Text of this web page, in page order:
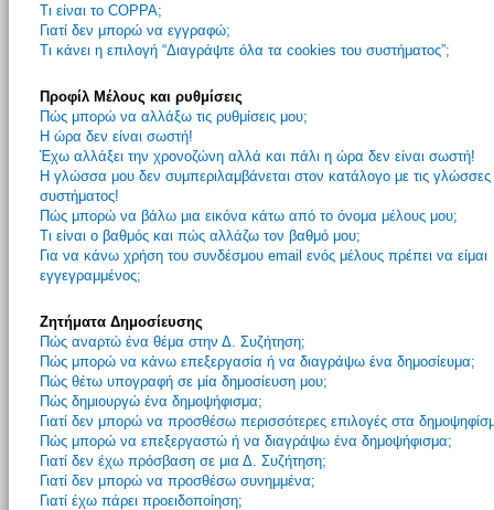
Τι είναι το COPPA;
Γιατί δεν μπορώ να εγγραφώ;
Τι κάνει η επιλογή “Διαγράψτε όλα τα cookies του συστήματος”;
Προφίλ Μέλους και ρυθμίσεις
Πώς μπορώ να αλλάξω τις ρυθμίσεις μου;
Η ώρα δεν είναι σωστή!
Έχω αλλάξει την χρονοζώνη αλλά και πάλι η ώρα δεν είναι σωστή!
Η γλώσσα μου δεν συμπεριλαμβάνεται στον κατάλογο με τις γλώσσες
συστήματος!
Πώς μπορώ να βάλω μια εικόνα κάτω από το όνομα μέλους μου;
Τι είναι ο βαθμός και πώς αλλάζω τον βαθμό μου;
Για να κάνω χρήση του συνδέσμου email ενός μέλους πρέπει να είμαι
εγγεγραμμένος;
Ζητήματα Δημοσίευσης
Πώς αναρτώ ένα θέμα στην Δ. Συζήτηση;
Πώς μπορώ να κάνω επεξεργασία ή να διαγράψω ένα δημοσίευμα;
Πώς θέτω υπογραφή σε μία δημοσίευση μου;
Πώς δημιουργώ ένα δημοψήφισμα;
Γιατί δεν μπορώ να προσθέσω περισσότερες επιλογές στα
Πώς μπορώ να επεξεργαστώ ή να διαγράψω ένα δημοψήφισμα;
Γιατί δεν έχω πρόσβαση σε μια Δ. Συζήτηση;
Γιατί δεν μπορώ να προσθέσω συνημμένα;
Γιατί έχω πάρει προειδοποίηση;